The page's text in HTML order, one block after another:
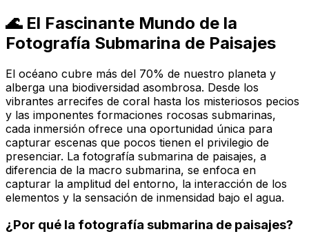
🌊 El Fascinante Mundo de la
Fotografía Submarina de Paisajes
El océano cubre más del 70% de nuestro planeta y
alberga una biodiversidad asombrosa. Desde los
vibrantes arrecifes de coral hasta los misteriosos pecios
y las imponentes formaciones rocosas submarinas,
cada inmersión ofrece una oportunidad única para
capturar escenas que pocos tienen el privilegio de
presenciar. La fotografía submarina de paisajes, a
diferencia de la macro submarina, se enfoca en
capturar la amplitud del entorno, la interacción de los
elementos y la sensación de inmensidad bajo el agua.
¿Por qué la fotografía submarina de paisajes?